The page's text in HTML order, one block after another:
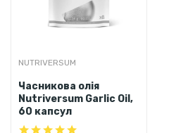
NUTRIVERSUM
Часникова олія
Nutriversum Garlic Oil,
60 капсул